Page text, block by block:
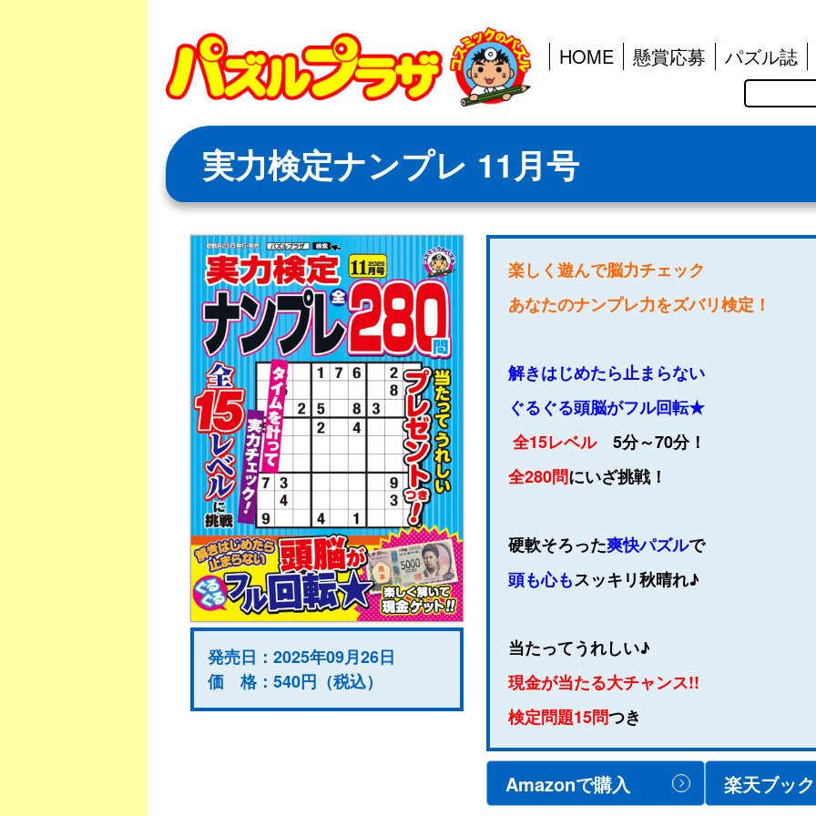
Skip
to
content
HOME 懸賞応募 パズル誌
実力検定ナンプレ 11月号
発売日：2025年09月26日
価 格：540円（税込）
楽しく遊んで脳力チェック
あなたのナンプレ力をズバリ検定！
解きはじめたら止まらない
ぐるぐる頭脳がフル回転★
全15レベル5分～70分！
全280問にいざ挑戦！
硬軟そろった爽快パズルで
頭も心もスッキリ秋晴れ♪
当たってうれしい♪
現金が当たる大チャンス!!
検定問題15問つき
Amazonで購入 楽天ブッ